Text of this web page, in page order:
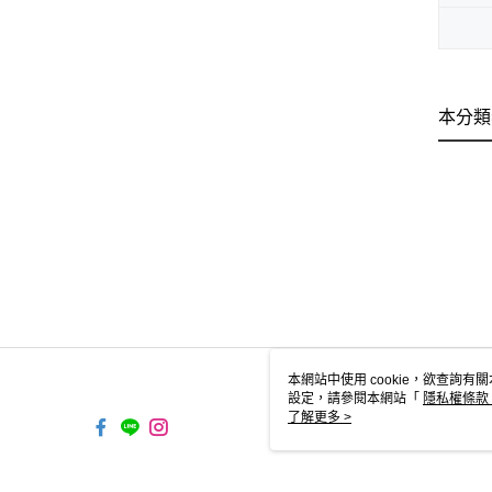
本分
本網站中使用 cookie，欲查詢有
設定，請參閱本網站「 隱私權條款
使用 cookie。
了解更多 >